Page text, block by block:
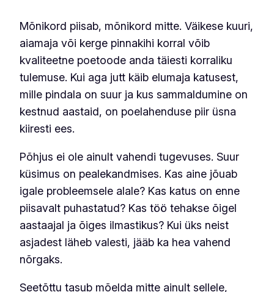
Mõnikord piisab, mõnikord mitte. Väikese kuuri,
aiamaja või kerge pinnakihi korral võib
kvaliteetne poetoode anda täiesti korraliku
tulemuse. Kui aga jutt käib elumaja katusest,
mille pindala on suur ja kus sammaldumine on
kestnud aastaid, on poelahenduse piir üsna
kiiresti ees.
Põhjus ei ole ainult vahendi tugevuses. Suur
küsimus on pealekandmises. Kas aine jõuab
igale probleemsele alale? Kas katus on enne
piisavalt puhastatud? Kas töö tehakse õigel
aastaajal ja õiges ilmastikus? Kui üks neist
asjadest läheb valesti, jääb ka hea vahend
nõrgaks.
Seetõttu tasub mõelda mitte ainult sellele,